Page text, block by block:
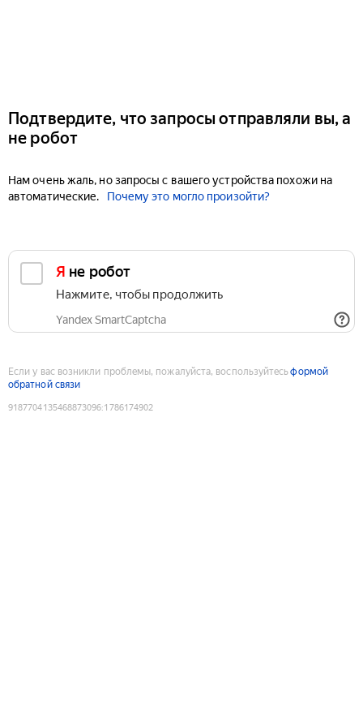
Подтвердите, что запросы отправляли вы, а
не робот
Нам очень жаль, но запросы с вашего устройства похожи на
автоматические.
Почему это могло произойти?
Я не робот
Нажмите, чтобы продолжить
Yandex SmartCaptcha
Если у вас возникли проблемы, пожалуйста, воспользуйтесьформой
обратной связи
9187704135468873096:1786174902